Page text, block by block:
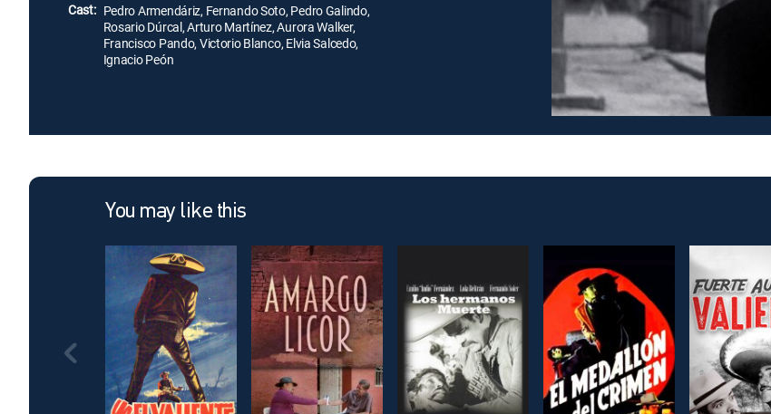
Cast: Pedro Armendáriz, Fernando Soto, Pedro Galindo,
Rosario Dúrcal, Arturo Martínez, Aurora Walker,
Francisco Pando, Victorio Blanco, Elvia Salcedo,
Ignacio Peón
You may like this